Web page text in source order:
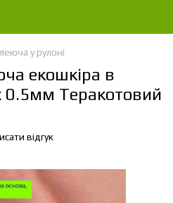
у рулоні
екошкіра в
0.5мм Теракотовий
відгук